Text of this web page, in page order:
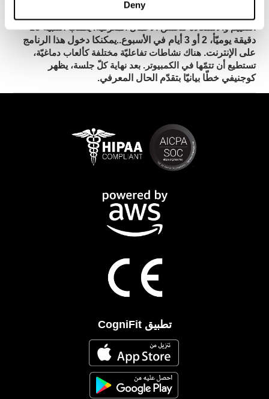
Deny
التقييم والاستعادة لتحسّن الأعمال المعرفيّة.
يطلب التنبيه 15
دقيقة يوميّأ، 2 أو 3 أيام في الأسبوع.
.يمكنكا دخول هذا الرنامج
على الإنترنت. هناك نشاطات تفاعليّة مختلفة كألعاب دماغيّة،
تستطيع أن تتمّها في الكمبيوتر. بعد نهاية كلّ جلسة،يظهر
كوجنيفي خطّا بيانيّا بتقدّم الحال المعرفي.
تطبيق CogniFit